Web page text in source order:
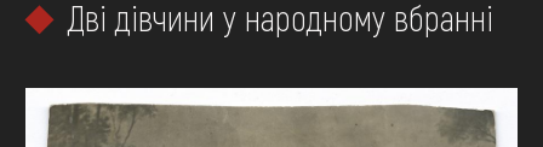
ВІДВІДАТИ
НАВЧИТИСЯ
ПОСЛУГИ
Дві дівчини у народному вбранні